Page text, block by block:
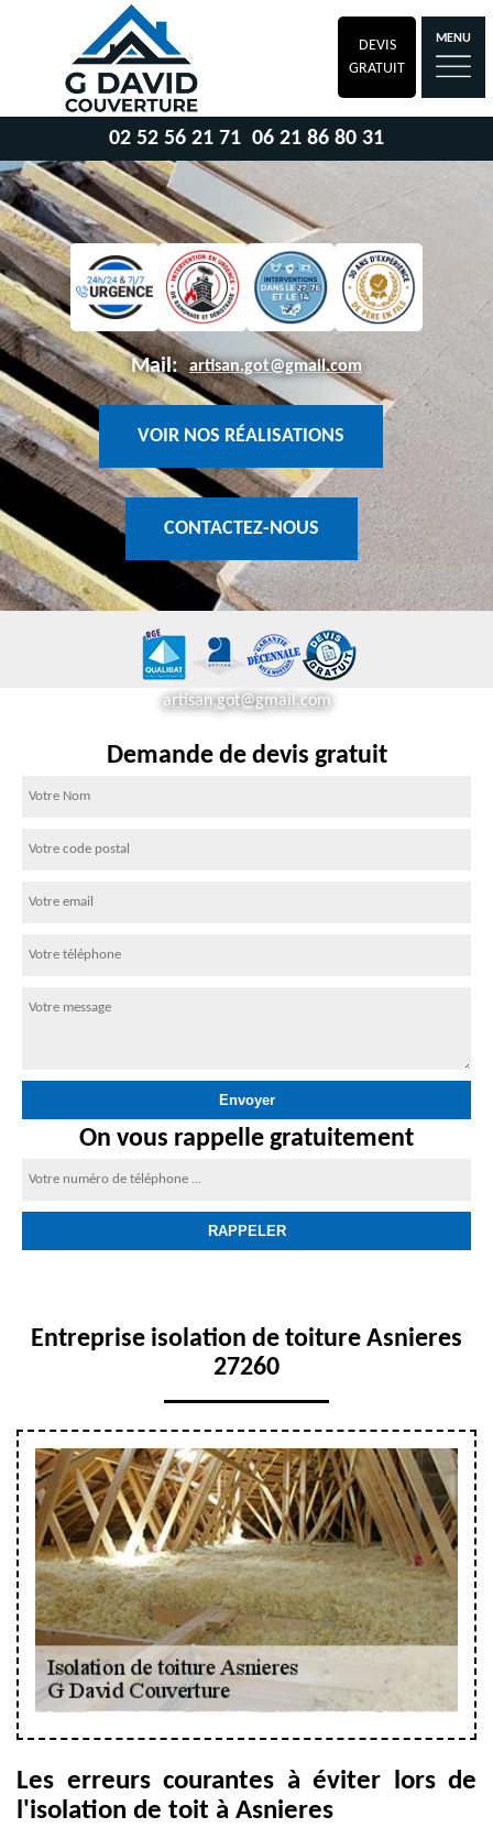
DEVIS
GRATUIT
MENU
02 52 56 21 71 06 21 86 80 31
Mail: artisan.got@gmail.com
VOIR NOS RÉALISATIONS
CONTACTEZ-NOUS
artisan.got@gmail.com
Demande de devis gratuit
On vous rappelle gratuitement
Entreprise isolation de toiture Asnieres
27260
Les erreurs courantes à éviter lors de
l'isolation de toit à Asnieres